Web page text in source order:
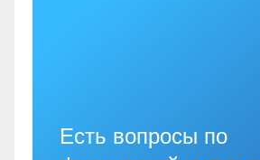
Есть вопросы по